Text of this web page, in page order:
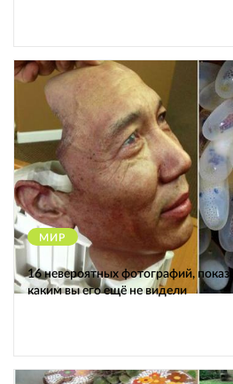
МИР
16 невероятных фотографий,
каким вы его ещё не видели